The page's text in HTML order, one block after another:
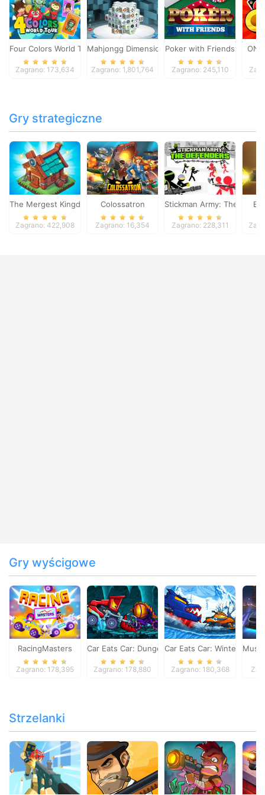
Four Colors World Tour
Zagrano: 173,634
Mahjongg Dimensions
Zagrano: 1,801,764
Poker with Friends
Zagrano: 245,110
Gry strategiczne
The Mergest Kingdom
Zagrano: 422,908
Colossatron
Zagrano: 16,354
Stickman Army: The
Zagrano: 228,311
Gry wyścigowe
RacingMasters
Zagrano: 178,395
Car Eats Car: Dungeon Adventure
Zagrano: 178,880
Car Eats Car: Winter
Zagrano: 180,368
Strzelanki